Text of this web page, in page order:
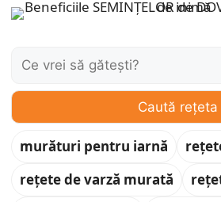
Caută:
Caută rețeta
murături pentru iarnă
rețete de varză murată